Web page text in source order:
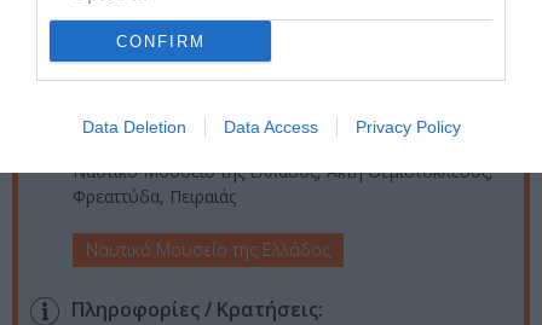
CONFIRM
Data Deletion Data Access Privacy Policy
Από: 24/04/2024 Εως:
29/06/2024
Εγκαίνια: Τετάρτη 24 Απριλίου 2024, στις 20:00
Ώρες λειτουργίας: Τρίτη- Σάββατο: 09:00 – 14:00
Τοποθεσία:
Ναυτικό Μουσείο της Ελλάδος, Ακτή Θεμιστοκλέους,
Φρεαττύδα, Πειραιάς
Ναυτικό Μουσείο της Ελλάδος
Πληροφορίες / Κρατήσεις: